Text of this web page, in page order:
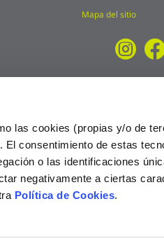
las cookies (propias y/o de
El consentimiento de estas
o las identificaciones
negativamente a ciertas
Política de Cookies.
Mapa del sitio